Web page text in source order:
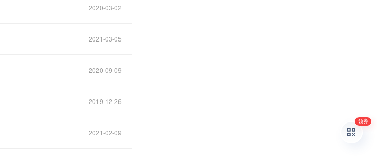
2020-03-02
2021-03-05
2020-09-09
2019-12-26
2021-02-09
领券